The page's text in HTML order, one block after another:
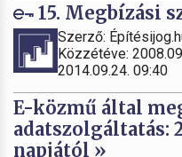
15. Megbízási
Szerző:
Közzétéve:
2014.09.24. 09:40
E-közmű által
adatszolgáltatás:
napjától »